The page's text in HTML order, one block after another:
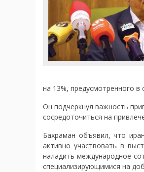
на 13%, предусмотренного
Он подчеркнул важность
сосредоточиться на
Бахраман объявил, что
активно участвовать в
наладить международное
специализирующимися на